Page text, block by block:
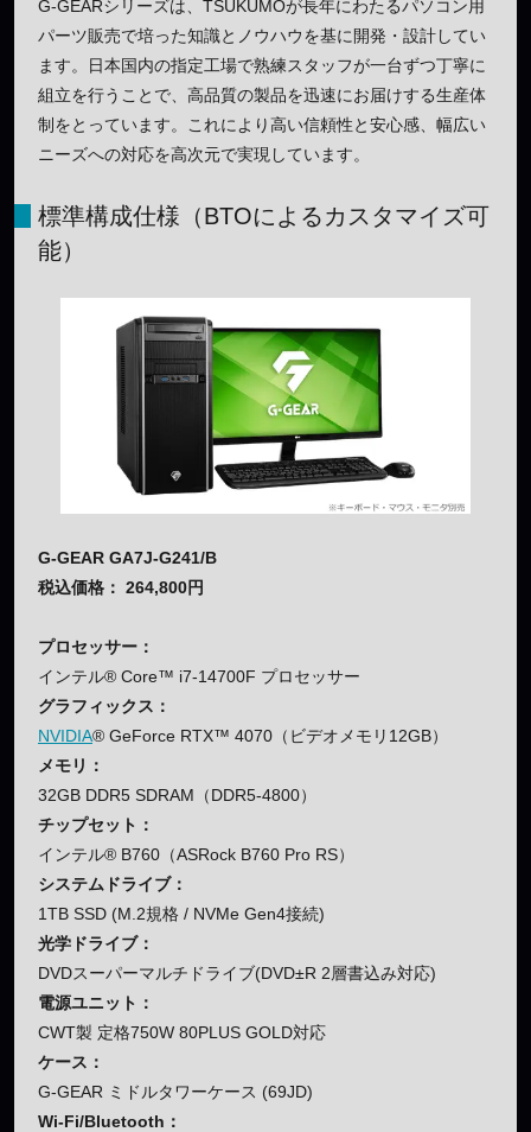
G-GEARシリーズは、TSUKUMOが長年にわたるパソコン用
パーツ販売で培った知識とノウハウを基に開発・設計してい
ます。日本国内の指定工場で熟練スタッフが一台ずつ丁寧に
組立を行うことで、高品質の製品を迅速にお届けする生産体
制をとっています。これにより高い信頼性と安心感、幅広い
ニーズへの対応を高次元で実現しています。
標準構成仕様（BTOによるカスタマイズ可
能）
G-GEAR GA7J-G241/B
税込価格： 264,800円
プロセッサー：
インテル® Core™ i7-14700F プロセッサー
グラフィックス：
NVIDIA® GeForce RTX™ 4070（ビデオメモリ12GB）
メモリ：
32GB DDR5 SDRAM（DDR5-4800）
チップセット：
インテル® B760（ASRock B760 Pro RS）
システムドライブ：
1TB SSD (M.2規格 / NVMe Gen4接続)
光学ドライブ：
DVDスーパーマルチドライブ(DVD±R 2層書込み対応)
電源ユニット：
CWT製 定格750W 80PLUS GOLD対応
ケース：
G-GEAR ミドルタワーケース (69JD)
Wi-Fi/Bluetooth：